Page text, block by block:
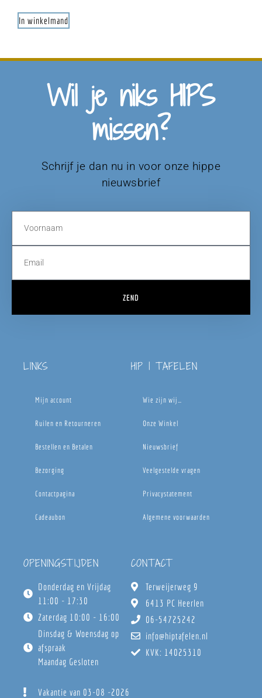
In winkelmand
Wil je niks HIPS
missen?
Schrijf je dan nu in voor onze hippe
nieuwsbrief
ZEND
LINKS
Mijn account
Ruilen en Retourneren
Bestellen en Betalen
Bezorging
Contactpagina
Cadeaubon
HIP | TAFELEN
Wie zijn wij…
Onze Winkel
Nieuwsbrief
Veelgestelde vragen
Privacystatement
Algemene voorwaarden
OPENINGSTIJDEN
Donderdag en Vrijdag
11:00 - 17:30
Zaterdag 10:00 - 16:00
Dinsdag & Woensdag op
afspraak
Maandag Gesloten
Vakantie van 03-08 -2026
CONTACT
Terweijerweg 9
6413 PC Heerlen
06-54725242
info@hiptafelen.nl
KVK: 14025310